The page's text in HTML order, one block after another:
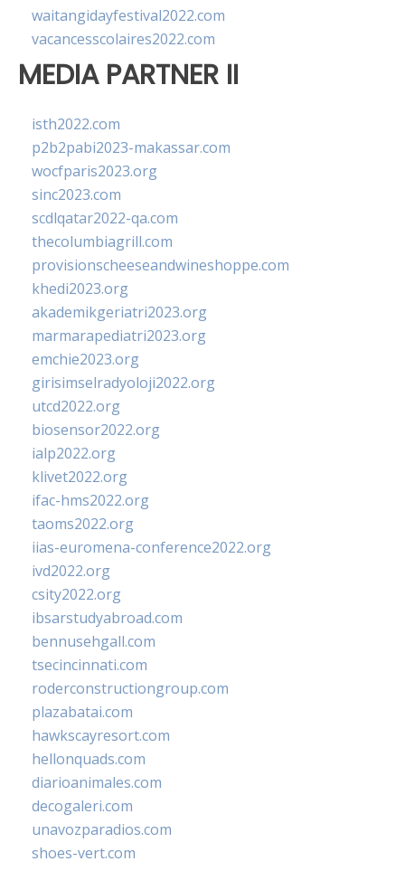
waitangidayfestival2022.com
vacancesscolaires2022.com
MEDIA PARTNER II
isth2022.com
p2b2pabi2023-makassar.com
wocfparis2023.org
sinc2023.com
scdlqatar2022-qa.com
thecolumbiagrill.com
provisionscheeseandwineshoppe.com
khedi2023.org
akademikgeriatri2023.org
marmarapediatri2023.org
emchie2023.org
girisimselradyoloji2022.org
utcd2022.org
biosensor2022.org
ialp2022.org
klivet2022.org
ifac-hms2022.org
taoms2022.org
iias-euromena-conference2022.org
ivd2022.org
csity2022.org
ibsarstudyabroad.com
bennusehgall.com
tsecincinnati.com
roderconstructiongroup.com
plazabatai.com
hawkscayresort.com
hellonquads.com
diarioanimales.com
decogaleri.com
unavozparadios.com
shoes-vert.com